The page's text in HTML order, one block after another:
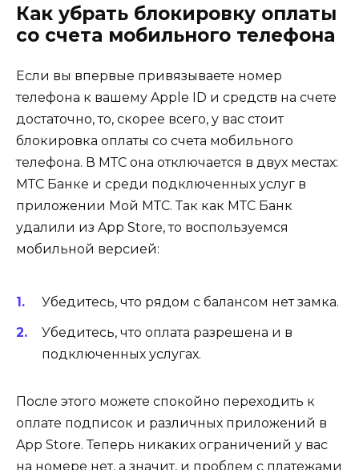
Как убрать блокировку оплаты
со счета мобильного телефона
Если вы впервые привязываете номер
телефона к вашему Apple ID и средств на счете
достаточно, то, скорее всего, у вас стоит
блокировка оплаты со счета мобильного
телефона. В МТС она отключается в двух местах:
МТС Банке и среди подключенных услуг в
приложении Мой МТС. Так как МТС Банк
удалили из App Store, то воспользуемся
мобильной версией:
Убедитесь, что рядом с балансом нет замка.
Убедитесь, что оплата разрешена и в
подключенных услугах.
После этого можете спокойно переходить к
оплате подписок и различных приложений в
App Store. Теперь никаких ограничений у вас
на номере нет, а значит, и проблем с платежами